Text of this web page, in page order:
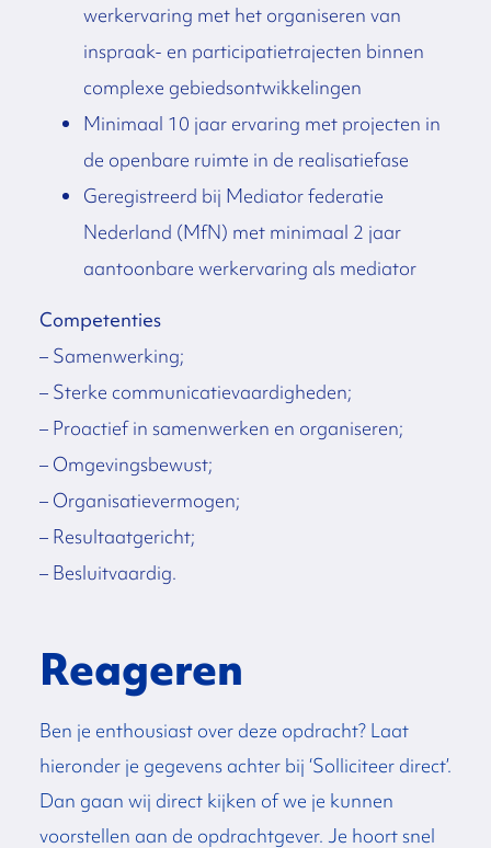
werkervaring met het organiseren van
inspraak- en participatietrajecten binnen
complexe gebiedsontwikkelingen
Minimaal 10 jaar ervaring met projecten in
de openbare ruimte in de realisatiefase
Geregistreerd bij Mediator federatie
Nederland (MfN) met minimaal 2 jaar
aantoonbare werkervaring als mediator
Competenties
– Samenwerking;
– Sterke communicatievaardigheden;
– Proactief in samenwerken en organiseren;
– Omgevingsbewust;
– Organisatievermogen;
– Resultaatgericht;
– Besluitvaardig.
Reageren
Ben je enthousiast over deze opdracht? Laat
hieronder je gegevens achter bij ‘Solliciteer direct’.
Dan gaan wij direct kijken of we je kunnen
voorstellen aan de opdrachtgever. Je hoort snel